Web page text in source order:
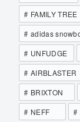
FAMILY TREE
adidas
UNFUDGE
AIRBLASTER
BRIXTON
NEFF